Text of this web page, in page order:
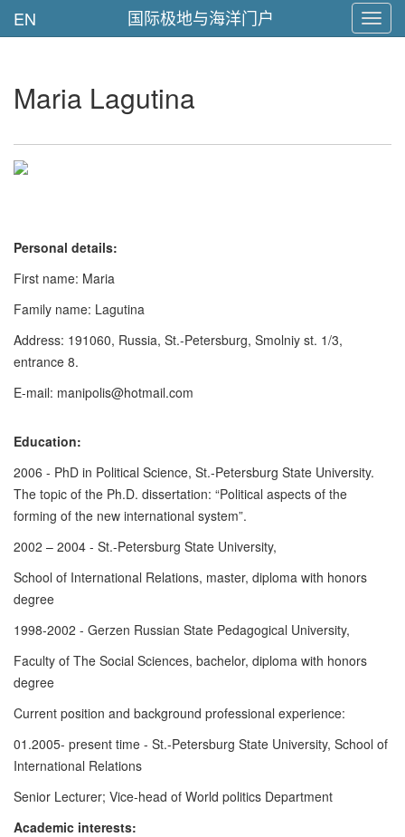
EN 国际极地与海洋门户
Maria Lagutina
Personal details:
First name: Maria
Family name: Lagutina
Address: 191060, Russia, St.-Petersburg, Smolniy st. 1/3,
entrance 8.
E-mail: manipolis@hotmail.com
Education:
2006 - PhD in Political Science, St.-Petersburg State University.
The topic of the Ph.D. dissertation: “Political aspects of the
forming of the new international system”.
2002 – 2004 - St.-Petersburg State University,
School of International Relations, master, diploma with honors
degree
1998-2002 - Gerzen Russian State Pedagogical University,
Faculty of The Social Sciences, bachelor, diploma with honors
degree
Current position and background professional experience:
01.2005- present time - St.-Petersburg State University, School of
International Relations
Senior Lecturer; Vice-head of World politics Department
Academic interests: